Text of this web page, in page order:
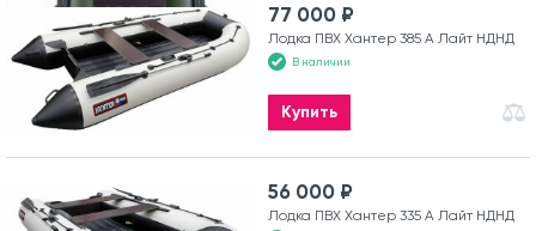
77 000 ₽
Лодка ПВХ Хантер 385 А Лайт НДНД
В наличии
Купить
56 000 ₽
Лодка ПВХ Хантер 335 А Лайт НДНД